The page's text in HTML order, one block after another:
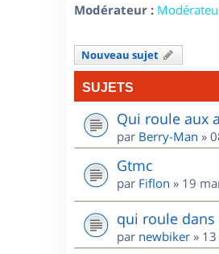
Modérateur :
Nouveau sujet
SUJETS
Qui roule aux
par Berry-Man »
Gtmc
par Fiflon » 19
qui roule dans
par newbiker »